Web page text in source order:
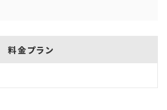
料金プラン